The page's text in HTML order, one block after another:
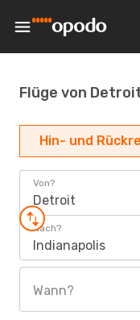
Flüge von
Hin- und
Von?
Detroit
Nach?
Indianapolis
Wann?